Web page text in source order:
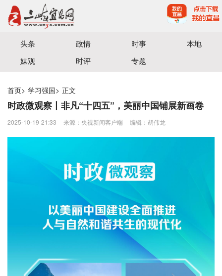
宜昌三峡融媒体中心主办
头条 政情 时事
本地
媒观
时评 专题
首页> 学习强国> 正文
时政微观察丨非凡“十四五”，美丽中国铺展新画卷
2025-10-19 21:33 来源：央视新闻客户端 编辑：胡伟龙